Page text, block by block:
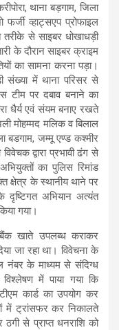
थाना बड़गाम, जिला
व्हाट्सएप प्रोफाइल
से साइबर धोखाधड़ी
के दौरान साइबर क्राइम
का सामना करना पड़ा।
संख्या में थाना परिसर से
टीम पर दबाव बनाने का
धैर्य एवं संयम बनाए रखते
मोहम्मद मलिक व बिलाल
बडगाम, जम्मू एण्ड कश्मीर
द्वारा प्रभावी ढंग से
का पुलिस रिमांड
क्षेत्र के स्थानीय थाने पर
अभियान अत्यंत
गया।
बैंक खाते उपलब्ध कराकर
जा रहा था। विवेचना के
नंबर के माध्यम से संदिग्ध
में पाया गया कि
कार्ड का उपयोग कर
में ट्रांसफर कर निकालते
से प्राप्त धनराशि को